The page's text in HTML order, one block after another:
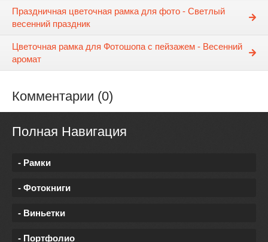
Праздничная цветочная рамка для фото - Светлый
весенний праздник
Цветочная рамка для Фотошопа с пейзажем - Весенний
аромат
Комментарии (0)
Полная Навигация
- Рамки
- Фотокниги
- Виньетки
- Портфолио